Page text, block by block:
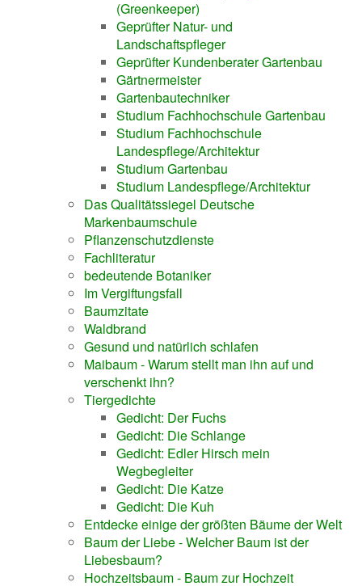
(Greenkeeper)
Geprüfter Natur- und
Landschaftspfleger
Geprüfter Kundenberater Gartenbau
Gärtnermeister
Gartenbautechniker
Studium Fachhochschule Gartenbau
Studium Fachhochschule
Landespflege/Architektur
Studium Gartenbau
Studium Landespflege/Architektur
Das Qualitätssiegel Deutsche
Markenbaumschule
Pflanzenschutzdienste
Fachliteratur
bedeutende Botaniker
Im Vergiftungsfall
Baumzitate
Waldbrand
Gesund und natürlich schlafen
Maibaum - Warum stellt man ihn auf und
verschenkt ihn?
Tiergedichte
Gedicht: Der Fuchs
Gedicht: Die Schlange
Gedicht: Edler Hirsch mein
Wegbegleiter
Gedicht: Die Katze
Gedicht: Die Kuh
Entdecke einige der größten Bäume der Welt
Baum der Liebe - Welcher Baum ist der
Liebesbaum?
Hochzeitsbaum - Baum zur Hochzeit